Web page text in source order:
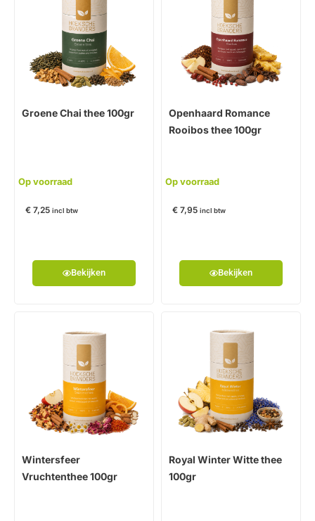
Groene Chai thee 100gr
Op voorraad
€ 7,25 incl btw
Bekijken
Openhaard Romance
Rooibos thee 100gr
Op voorraad
€ 7,95 incl btw
Bekijken
Wintersfeer
Vruchtenthee 100gr
Royal Winter Witte thee
100gr